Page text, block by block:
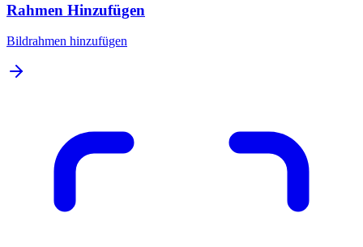
Rahmen Hinzufügen
Bildrahmen hinzufügen